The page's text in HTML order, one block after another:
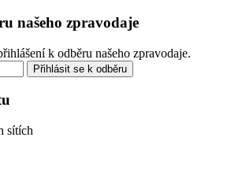
našeho zpravodaje
k odběru našeho zpravodaje.
Přihlásit se k odběru
sítích